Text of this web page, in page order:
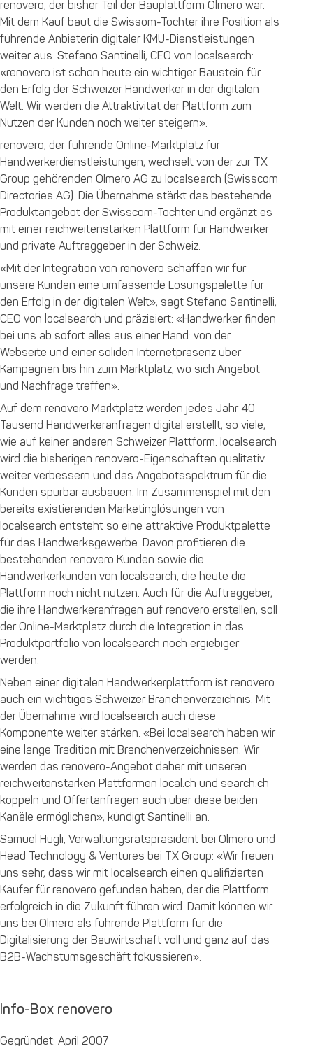
renovero, der bisher Teil der Bauplattform Olmero war.
Mit dem Kauf baut die Swissom-Tochter ihre Position als
führende Anbieterin digitaler KMU-Dienstleistungen
weiter aus. Stefano Santinelli, CEO von localsearch:
«renovero ist schon heute ein wichtiger Baustein für
den Erfolg der Schweizer Handwerker in der digitalen
Welt. Wir werden die Attraktivität der Plattform zum
Nutzen der Kunden noch weiter steigern».
renovero, der führende Online-Marktplatz für
Handwerkerdienstleistungen, wechselt von der zur TX
Group gehörenden Olmero AG zu localsearch (Swisscom
Directories AG). Die Übernahme stärkt das bestehende
Produktangebot der Swisscom-Tochter und ergänzt es
mit einer reichweitenstarken Plattform für Handwerker
und private Auftraggeber in der Schweiz.
«Mit der Integration von renovero schaffen wir für
unsere Kunden eine umfassende Lösungspalette für
den Erfolg in der digitalen Welt», sagt Stefano Santinelli,
CEO von localsearch und präzisiert: «Handwerker finden
bei uns ab sofort alles aus einer Hand: von der
Webseite und einer soliden Internetpräsenz über
Kampagnen bis hin zum Marktplatz, wo sich Angebot
und Nachfrage treffen».
Auf dem renovero Marktplatz werden jedes Jahr 40
Tausend Handwerkeranfragen digital erstellt, so viele,
wie auf keiner anderen Schweizer Plattform. localsearch
wird die bisherigen renovero-Eigenschaften qualitativ
weiter verbessern und das Angebotsspektrum für die
Kunden spürbar ausbauen. Im Zusammenspiel mit den
bereits existierenden Marketinglösungen von
localsearch entsteht so eine attraktive Produktpalette
für das Handwerksgewerbe. Davon profitieren die
bestehenden renovero Kunden sowie die
Handwerkerkunden von localsearch, die heute die
Plattform noch nicht nutzen. Auch für die Auftraggeber,
die ihre Handwerkeranfragen auf renovero erstellen, soll
der Online-Marktplatz durch die Integration in das
Produktportfolio von localsearch noch ergiebiger
werden.
Neben einer digitalen Handwerkerplattform ist renovero
auch ein wichtiges Schweizer Branchenverzeichnis. Mit
der Übernahme wird localsearch auch diese
Komponente weiter stärken. «Bei localsearch haben wir
eine lange Tradition mit Branchenverzeichnissen. Wir
werden das renovero-Angebot daher mit unseren
reichweitenstarken Plattformen local.ch und search.ch
koppeln und Offertanfragen auch über diese beiden
Kanäle ermöglichen», kündigt Santinelli an.
Samuel Hügli, Verwaltungsratspräsident bei Olmero und
Head Technology & Ventures bei TX Group: «Wir freuen
uns sehr, dass wir mit localsearch einen qualifizierten
Käufer für renovero gefunden haben, der die Plattform
erfolgreich in die Zukunft führen wird. Damit können wir
uns bei Olmero als führende Plattform für die
Digitalisierung der Bauwirtschaft voll und ganz auf das
B2B-Wachstumsgeschäft fokussieren».
Info-Box renovero
Gegründet: April 2007